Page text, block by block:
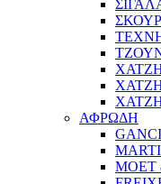
ΑΦΡΩΔΗ
MOET